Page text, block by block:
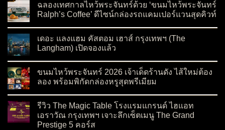
ฉลองเทศกาลไหว้พระจันทร์ด้วย ‘ขนมไหว้พระจันทร์
Ralph’s Coffee’ ดีไซน์กล่องรถแคมเปอร์แวนสุดคิวท์
เดอะ แลงแฮม คัสตอม เฮาส์ กรุงเทพฯ (The
Langham) เปิดจองแล้ว
ขนมไหว้พระจันทร์ 2026 เจ้าเด็ดร้านดัง ไส้ใหม่ต้อง
ลอง พร้อมพิกัดกล่องหรูสุดพรีเมียม
รีวิว The Magic Table โรงแรมแกรนด์ ไฮแอท
เอราวัณ กรุงเทพฯ เจาะลึกเซ็ตเมนู The Grand
Prestige 5 คอร์ส